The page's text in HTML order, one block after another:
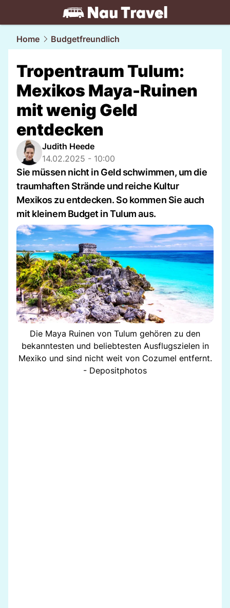
travel.NAU.ch
Home Budgetfreundlich
Tropentraum Tulum:
Mexikos Maya-Ruinen
mit wenig Geld
entdecken
Judith Heede
14.02.2025 - 10:00
Sie müssen nicht in Geld schwimmen, um die
traumhaften Strände und reiche Kultur
Mexikos zu entdecken. So kommen Sie auch
mit kleinem Budget in Tulum aus.
Die Maya Ruinen von Tulum gehören zu den
bekanntesten und beliebtesten Ausflugszielen in
Mexiko und sind nicht weit von Cozumel entfernt.
- Depositphotos